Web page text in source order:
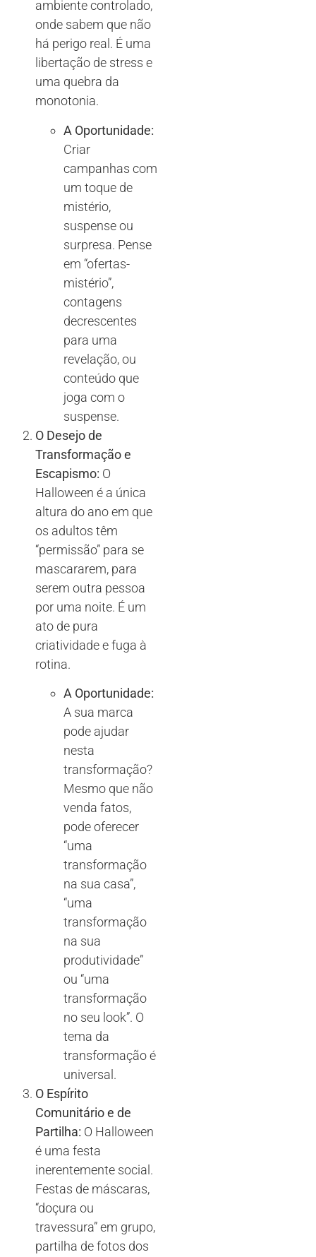
ambiente controlado,
onde sabem que não
há perigo real. É uma
libertação de stress e
uma quebra da
monotonia.
A Oportunidade:
Criar
campanhas com
um toque de
mistério,
suspense ou
surpresa. Pense
em “ofertas-
mistério”,
contagens
decrescentes
para uma
revelação, ou
conteúdo que
joga com o
suspense.
O Desejo de
Transformação e
Escapismo: O
Halloween é a única
altura do ano em que
os adultos têm
“permissão” para se
mascararem, para
serem outra pessoa
por uma noite. É um
ato de pura
criatividade e fuga à
rotina.
A Oportunidade:
A sua marca
pode ajudar
nesta
transformação?
Mesmo que não
venda fatos,
pode oferecer
“uma
transformação
na sua casa”,
“uma
transformação
na sua
produtividade”
ou “uma
transformação
no seu look”. O
tema da
transformação é
universal.
O Espírito
Comunitário e de
Partilha: O Halloween
é uma festa
inerentemente social.
Festas de máscaras,
“doçura ou
travessura” em grupo,
partilha de fotos dos